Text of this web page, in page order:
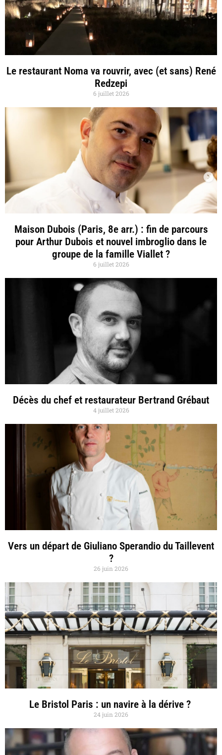
Le restaurant Noma va rouvrir, avec (et sans) René
Redzepi
6 juillet 2026
Maison Dubois (Paris, 8e arr.) : fin de parcours
pour Arthur Dubois et nouvel imbroglio dans le
groupe de la famille Viallet ?
6 juillet 2026
Décès du chef et restaurateur Bertrand Grébaut
4 juillet 2026
Vers un départ de Giuliano Sperandio du Taillevent
?
26 juin 2026
Le Bristol Paris : un navire à la dérive ?
24 juin 2026